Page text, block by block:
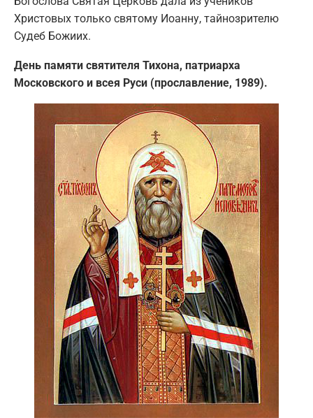
Христовых только святому Иоанну, тайнозрителю
Судеб Божиих.
День памяти святителя Тихона, патриарха
Московского и всея Руси (прославление, 1989).